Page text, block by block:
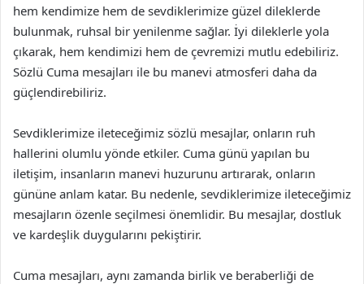
hem kendimize hem de sevdiklerimize güzel dileklerde
bulunmak, ruhsal bir yenilenme sağlar. İyi dileklerle yola
çıkarak, hem kendimizi hem de çevremizi mutlu edebiliriz.
Sözlü Cuma mesajları ile bu manevi atmosferi daha da
güçlendirebiliriz.
Sevdiklerimize ileteceğimiz sözlü mesajlar, onların ruh
hallerini olumlu yönde etkiler. Cuma günü yapılan bu
iletişim, insanların manevi huzurunu artırarak, onların
gününe anlam katar. Bu nedenle, sevdiklerimize ileteceğimiz
mesajların özenle seçilmesi önemlidir. Bu mesajlar, dostluk
ve kardeşlik duygularını pekiştirir.
Cuma mesajları, aynı zamanda birlik ve beraberliği de